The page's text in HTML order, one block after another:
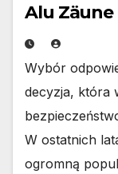
Alu Zäune
Wybór
decyzja, która
W ostatnich
ogromną